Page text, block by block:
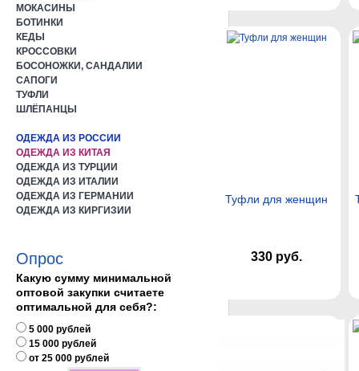
МОКАСИНЫ
БОТИНКИ
КЕДЫ
КРОССОВКИ
БОСОНОЖКИ, САНДАЛИИ
САПОГИ
ТУФЛИ
ШЛЁПАНЦЫ
ОДЕЖДА ИЗ РОССИИ
ОДЕЖДА ИЗ КИТАЯ
ОДЕЖДА ИЗ ТУРЦИИ
ОДЕЖДА ИЗ ИТАЛИИ
ОДЕЖДА ИЗ ГЕРМАНИИ
ОДЕЖДА ИЗ КИРГИЗИИ
Опрос
Какую сумму минимальной
оптовой закупки считаете
оптимальной для себя?:
5 000 рублей
15 000 рублей
от 25 000 рублей
Туфли для женщин
330 руб.